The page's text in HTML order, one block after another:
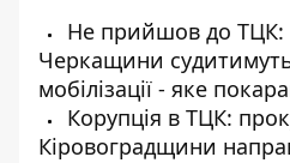
Не прийшов до
Черкащини
мобілізації - яке
Корупція в ТЦК:
Кіровоградщини